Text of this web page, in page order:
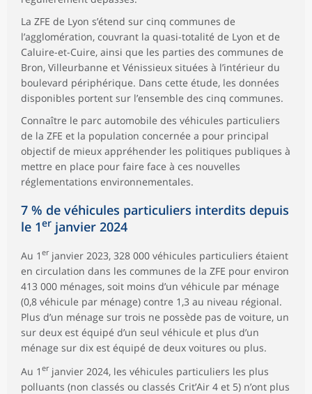
La ZFE de Lyon s’étend sur cinq communes de
l’agglomération, couvrant la quasi-totalité de Lyon et de
Caluire-et-Cuire, ainsi que les parties des communes de
Bron, Villeurbanne et Vénissieux situées à l’intérieur du
boulevard périphérique. Dans cette étude, les données
disponibles portent sur l’ensemble des cinq communes.
Connaître le parc automobile des véhicules particuliers
de la ZFE et la population concernée a pour principal
objectif de mieux appréhender les politiques publiques à
mettre en place pour faire face à ces nouvelles
réglementations environnementales.
7 % de véhicules particuliers interdits depuis
le 1er janvier 2024
Au 1 erjanvier 2023, 328 000 véhicules particuliers étaient
en circulation dans les communes de la ZFE pour environ
413 000 ménages, soit moins d’un véhicule par ménage
(0,8 véhicule par ménage) contre 1,3 au niveau régional.
Plus d’un ménage sur trois ne possède pas de voiture, un
sur deux est équipé d’un seul véhicule et plus d’un
ménage sur dix est équipé de deux voitures ou plus.
Au 1 erjanvier 2024, les véhicules particuliers les plus
polluants (non classés ou classés Crit’Air 4 et 5) n’ont plus